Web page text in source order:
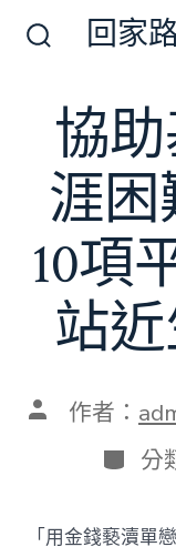
換
關
回家
協
涯困
10項
站
文 作者：
分
類
分
「用金錢褻瀆單